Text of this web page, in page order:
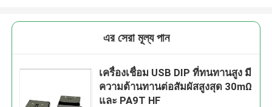
এর সেরা মূল্য পান
เครื่องเชื่อม USB DIP ที่ทนทานสูง มี
ความต้านทานต่อสัมผัสสูงสุด 30mΩ
และ PA9T HF